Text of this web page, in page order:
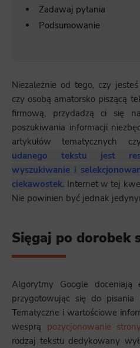
Zadawaj pytania
Podsumowanie
Niezależnie od tego, czy
czy osobą amatorsko piszącą
firmową, przydadzą ci się
poszukiwania informacji
artykułów tematycznych
udanego tekstu jest
wyszukiwanie i
ciekawostek. Internet w tej
Nie powinien być jednak
Sięgaj po dorobek
Algorytmy Google doceniają
przygotowując się do pisania
Tematyczne i wartościowe
wesprą pozycjonowanie
rodzaj tekstu dedykowany